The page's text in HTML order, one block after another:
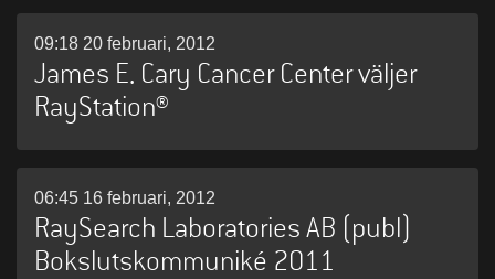
09:18 20 februari, 2012
James E. Cary Cancer Center väljer
RayStation®
06:45 16 februari, 2012
RaySearch Laboratories AB (publ)
Bokslutskommuniké 2011